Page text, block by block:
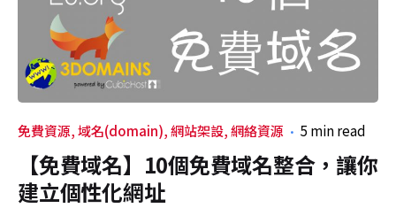
免費資源 域名(domain) 網站架設 網絡資源 5 min read
【免費域名】10個免費域名整合，讓你
建立個性化網址